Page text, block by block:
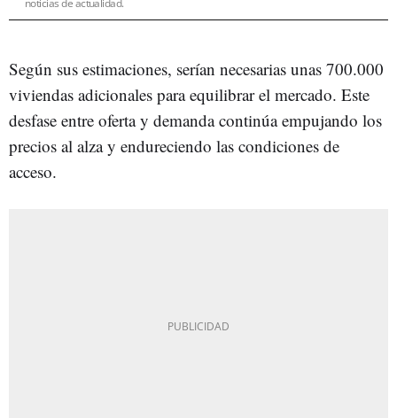
noticias de actualidad.
Según sus estimaciones, serían necesarias unas 700.000
viviendas adicionales para equilibrar el mercado. Este
desfase entre oferta y demanda continúa empujando los
precios al alza y endureciendo las condiciones de
acceso.